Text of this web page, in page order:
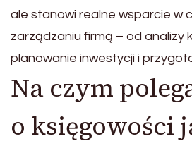
ale stanowi realne wsparcie w
zarządzaniu firmą – od analizy
planowanie inwestycji i
Na czym
o księgowości